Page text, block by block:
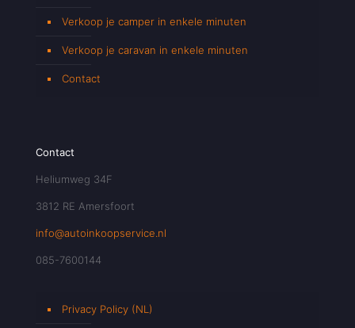
Verkoop je camper in enkele minuten
Verkoop je caravan in enkele minuten
Contact
Contact
Heliumweg 34F
3812 RE Amersfoort
info@autoinkoopservice.nl
085-7600144
Privacy Policy (NL)